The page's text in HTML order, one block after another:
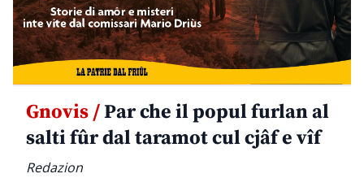
Gnovis /Par che il popul furlan al
salti fûr dal taramot cul cjâf e vîf
Redazion